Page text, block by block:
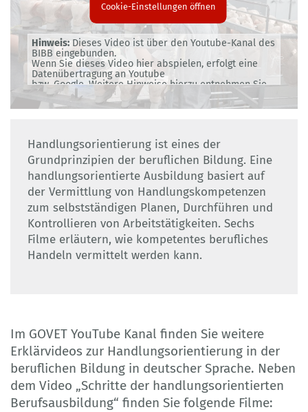
Cookie-Einstellungen öffnen
Hinweis: Dieses Video ist über den Youtube-Kanal des
BIBB eingebunden.
Wenn Sie dieses Video hier abspielen, erfolgt eine
Datenübertragung an Youtube
bzw. Google. Weitere Hinweise hierzu entnehmen Sie
bitte unserer
Datenschutzerklärung.
Handlungsorientierung ist eines der
Grundprinzipien der beruflichen Bildung. Eine
handlungsorientierte Ausbildung basiert auf
der Vermittlung von Handlungskompetenzen
zum selbstständigen Planen, Durchführen und
Kontrollieren von Arbeitstätigkeiten. Sechs
Filme erläutern, wie kompetentes berufliches
Handeln vermittelt werden kann.
Im GOVET YouTube Kanal finden Sie weitere
Erklärvideos zur Handlungsorientierung in der
beruflichen Bildung in deutscher Sprache. Neben
dem Video „Schritte der handlungsorientierten
Berufsausbildung“ finden Sie folgende Filme: